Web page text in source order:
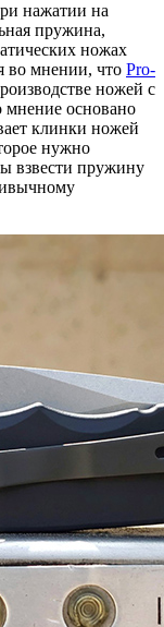
нажатии на
пружина,
ножах
во мнении, что Pro-
ножей с
мнение основано
клинки ножей
нужно
взвести пружину